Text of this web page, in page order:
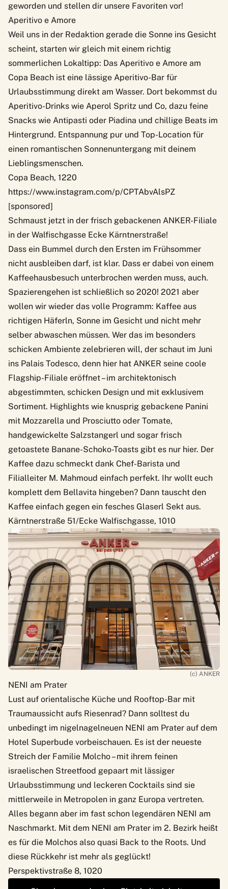
geworden und stellen dir unsere Favoriten vor!
Aperitivo e Amore
Weil uns in der Redaktion gerade die Sonne ins Gesicht
scheint, starten wir gleich mit einem richtig
sommerlichen Lokaltipp: Das Aperitivo e Amore am
Copa Beach ist eine lässige Aperitivo-Bar für
Urlaubsstimmung direkt am Wasser. Dort bekommst du
Aperitivo-Drinks wie Aperol Spritz und Co, dazu feine
Snacks wie Antipasti oder Piadina und chillige Beats im
Hintergrund. Entspannung pur und Top-Location für
einen romantischen Sonnenuntergang mit deinem
Lieblingsmenschen.
Copa Beach, 1220
https://www.instagram.com/p/CPTAbvAlsPZ
[sponsored]
Schmaust jetzt in der frisch gebackenen ANKER-Filiale
in der Walfischgasse Ecke Kärntnerstraße!
Dass ein Bummel durch den Ersten im Frühsommer
nicht ausbleiben darf, ist klar. Dass er dabei von einem
Kaffeehausbesuch unterbrochen werden muss, auch.
Spazierengehen ist schließlich so 2020! 2021 aber
wollen wir wieder das volle Programm: Kaffee aus
richtigen Häferln, Sonne im Gesicht und nicht mehr
selber abwaschen müssen. Wer das im besonders
schicken Ambiente zelebrieren will, der schaut im Juni
ins Palais Todesco, denn hier hat ANKER seine coole
Flagship-Filiale eröffnet– im architektonisch
abgestimmten, schicken Design und mit exklusivem
Sortiment. Highlights wie knusprig gebackene Panini
mit Mozzarella und Prosciutto oder Tomate,
handgewickelte Salzstangerl und sogar frisch
getoastete Banane-Schoko-Toasts gibt es nur hier. Der
Kaffee dazu schmeckt dank Chef-Barista und
Filialleiter M. Mahmoud einfach perfekt. Ihr wollt euch
komplett dem Bellavita hingeben? Dann tauscht den
Kaffee einfach gegen ein fesches Glaserl Sekt aus.
Kärntnerstraße 51/Ecke Walfischgasse, 1010
(c) ANKER
NENI am Prater
Lust auf orientalische Küche und Rooftop-Bar mit
Traumaussicht aufs Riesenrad? Dann solltest du
unbedingt im nigelnagelneuen NENI am Prater auf dem
Hotel Superbude vorbeischauen. Es ist der neueste
Streich der Familie Molcho – mit ihrem feinen
israelischen Streetfood gepaart mit lässiger
Urlaubsstimmung und leckeren Cocktails sind sie
mittlerweile in Metropolen in ganz Europa vertreten.
Alles begann aber im fast schon legendären NENI am
Naschmarkt. Mit dem NENI am Prater im 2. Bezirk heißt
es für die Molchos also quasi Back to the Roots. Und
diese Rückkehr ist mehr als geglückt!
Perspektivstraße 8, 1020